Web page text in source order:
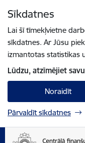
Sīkdatnes
Lai šī tīmekļvietne
sīkdatnes. Ar Jūsu
izmantotas statistikas
Lūdzu, atzīmējiet
Noraidīt
Pārvaldīt sīkdatnes